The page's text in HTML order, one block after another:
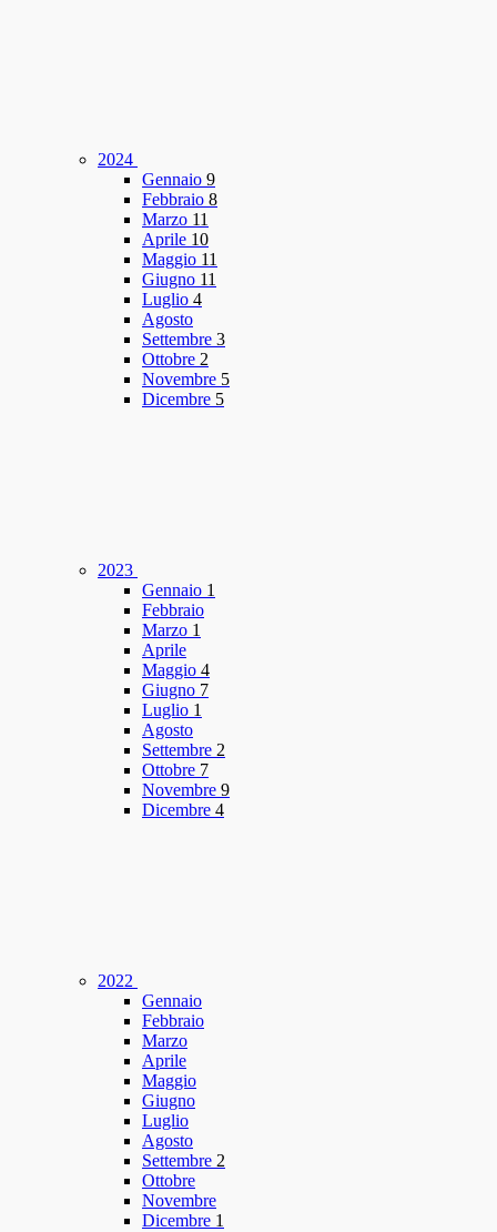
2024
Gennaio 9
Febbraio 8
Marzo 11
Aprile 10
Maggio 11
Giugno 11
Luglio 4
Agosto
Settembre 3
Ottobre 2
Novembre 5
Dicembre 5
2023
Gennaio 1
Febbraio
Marzo 1
Aprile
Maggio 4
Giugno 7
Luglio 1
Agosto
Settembre 2
Ottobre 7
Novembre 9
Dicembre 4
2022
Gennaio
Febbraio
Marzo
Aprile
Maggio
Giugno
Luglio
Agosto
Settembre 2
Ottobre
Novembre
Dicembre 1